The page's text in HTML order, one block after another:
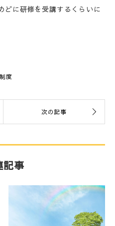
どに研修を受講するくらいに
度
記事